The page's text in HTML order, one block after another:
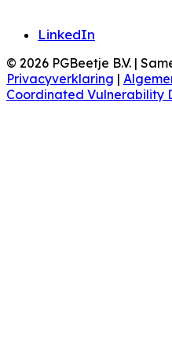
LinkedIn
© 2026 PGBeetje B.V. |
Privacyverklaring |
Coordinated Vulnerability